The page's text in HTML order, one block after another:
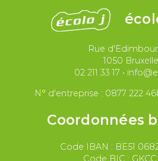
Justice et violences policières
Migrations et asile
Paix et droit international
Rue
1050
02 211 33 17 •
N° d'entreprise : 0877 222
Coordonnées
Code IBAN : BE51
Code BIC :